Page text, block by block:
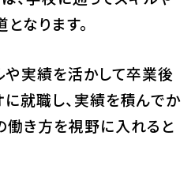
なります。
実績を活かして卒業後
就職し、実績を積んでか
働き方を視野に入れると